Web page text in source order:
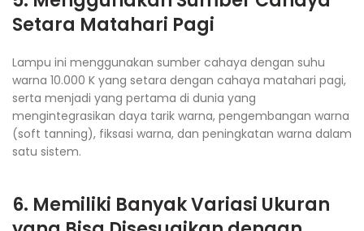
Setara Matahari Pagi
Lampu ini menggunakan sumber cahaya dengan suhu
warna 10.000 K yang setara dengan cahaya matahari pagi,
serta menjadi yang pertama di dunia yang
mengintegrasikan daya tarik warna, pengembangan warna
(soft tanning), fiksasi warna, dan peningkatan warna dalam
satu sistem.
6. Memiliki Banyak Variasi Ukuran